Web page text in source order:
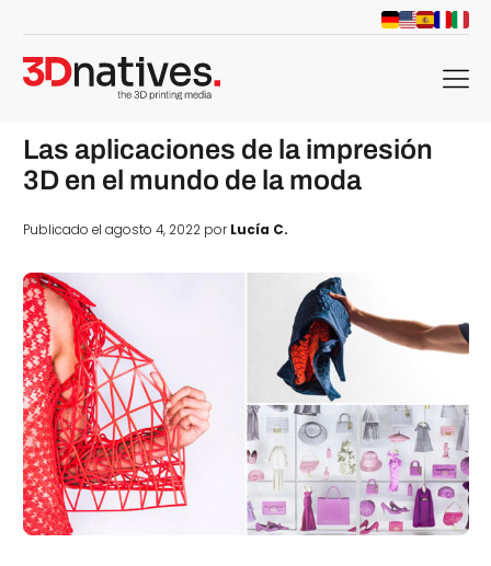
menu
Las aplicaciones de la impresión
3D en el mundo de la moda
Publicado el agosto 4, 2022 porLucía C.